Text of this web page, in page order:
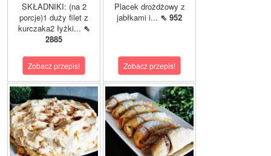
SKŁADNIKI: (na 2
porcje)1 duży filet z
kurczaka2 łyżki... ⇖
2885
Zobacz przepis!
Placek drożdżowy z
jabłkami i... ⇖ 952
Zobacz przepis!